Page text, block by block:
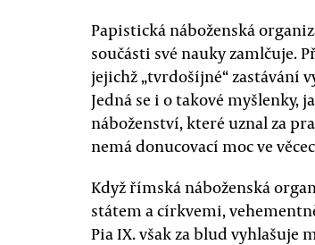
Papistická náboženská
součásti své nauky zamlčuje.
jejichž „tvrdošíjné“ zastávání
Jedná se i o takové myšlenky,
náboženství, které uznal za
nemá donucovací moc ve
Když římská náboženská
státem a církvemi,
Pia IX. však za blud vyhlašuje